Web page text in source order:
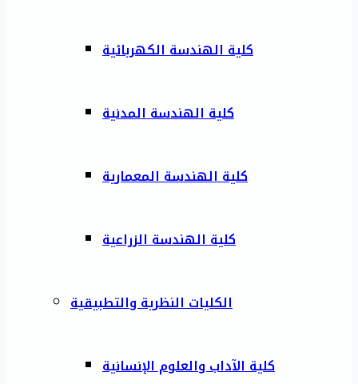
كلية الهندسة الكهربائية
كلية الهندسة المدنية
كلية الهندسة المعمارية
كلية الهندسة الزراعية
الكليات النظرية والتطبيقية
كلية الآداب والعلوم الإنسانية